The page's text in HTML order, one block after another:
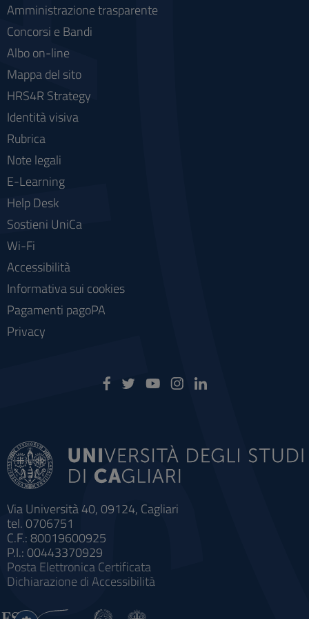
Via Università 40, 09124, Cagliari
tel. 0706751
C.F.: 80019600925
P.I.: 00443370929
Posta Elettronica Certificata
Dichiarazione di Accessibilità
Amministrazione trasparente
Concorsi e Bandi
Albo on-line
Mappa del sito
HRS4R Strategy
Identità visiva
Rubrica
Note legali
E-Learning
Help Desk
Sostieni UniCa
Wi-Fi
Accessibilità
Informativa sui cookies
Pagamenti pagoPA
Privacy
Impostazioni